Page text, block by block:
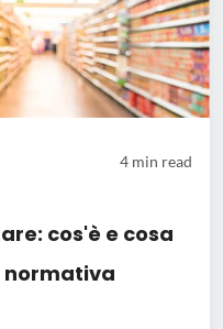
4 min read
cos'è e cosa
normativa